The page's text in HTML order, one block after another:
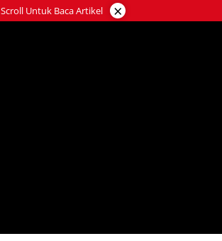
Scroll Untuk Baca Artikel ×